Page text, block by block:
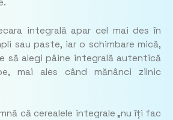
integrală apar cel mai des în
sau paste, iar o schimbare mică,
să alegi pâine integrală autentică
mai ales când mănânci zilnic
că cerealele integrale „nu îți fac